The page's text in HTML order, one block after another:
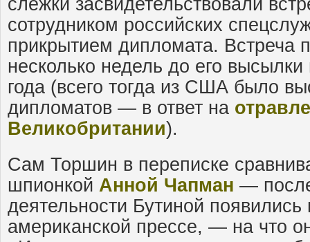
сотрудником российских
прикрытием дипломата. Встреча
несколько недель до его
года (всего тогда из США было
дипломатов — в ответ на
Великобритании).
Сам Торшин в переписке
шпионкой Анной Чапман —
деятельности Бутиной
американской прессе, — на что